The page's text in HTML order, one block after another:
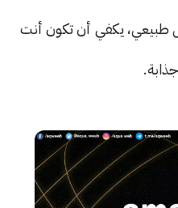
طبيعي، يكفي أن تكون أنت